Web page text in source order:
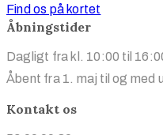
Find os på kortet
Åbningstider
Dagligt fra kl. 10:00 til
Åbent fra 1. maj til og med
Kontakt os